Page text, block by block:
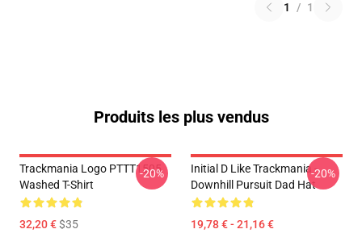
1 / 1
Produits les plus vendus
Trackmania Logo PTTT1505
Washed T-Shirt
32,20 €$35
-20%
Initial D Like Trackmania -
Downhill Pursuit Dad Hat
19,78 € - 21,16 €
-20%